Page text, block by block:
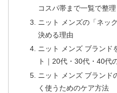
コスパ帯まで一覧で整理
ニット メンズの「ネッ
決める理由
ニット メンズ ブランド
ト｜20代・30代・40代
ニット メンズ ブランド
く使うためのケア方法